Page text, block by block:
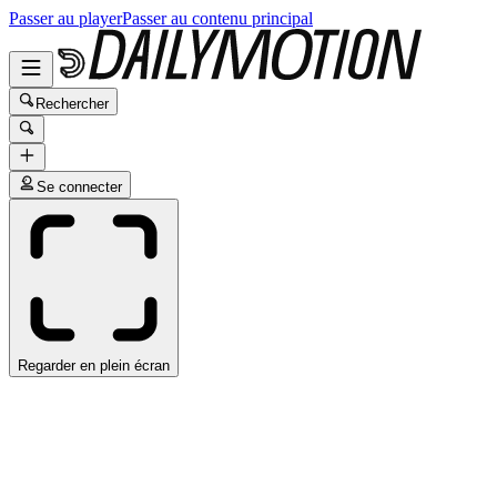
Passer au playerPasser au contenu principal
Rechercher
Se connecter
Regarder en plein écran